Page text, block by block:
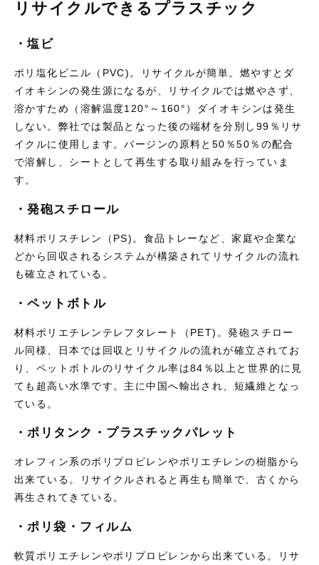
リサイクルできるプラスチック
・塩ビ
ポリ塩化ビニル（PVC)。リサイクルが簡単。燃やすとダ
イオキシンの発生源になるが、リサイクルでは燃やさず、
溶かすため（溶解温度120°～160°）ダイオキシンは発生
しない。弊社では製品となった後の端材を分別し99％リサ
イクルに使用します。バージンの原料と50％50％の配合
で溶解し、シートとして再生する取り組みを行っていま
す。
・発砲スチロール
材料ポリスチレン（PS)。食品トレーなど、家庭や企業な
どから回収されるシステムが構築されてリサイクルの流れ
も確立されている。
・ペットボト ル
材料ポリエチレンテレフタレート（PET)。発砲スチロー
ル同様、日本では回収とリサイクルの流れが確立されてお
り、ペットボトルのリサイクル率は84％以上と世界的に見
ても超高い水準です。主に中国へ輸出され、短繊維となっ
ている。
・ポリタンク・プラスチックパレット
オレフィン系のポリプロピレンやポリエチレンの樹脂から
出来ている。リサイクルされると再生も簡単で、古くから
再生されてきている。
・ポリ袋・フィルム
軟質ポリエチレンやポリプロピレンから出来ている。リサ